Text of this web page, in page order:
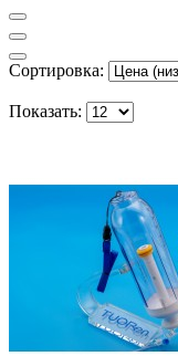
Сортировка:
Показать: